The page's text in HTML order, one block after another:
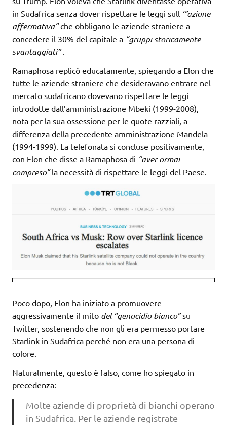
in Sudafrica senza dover rispettare le leggi sull ‘”azione
affermativa”che obbligano le aziende straniere a
concedere il 30% del capitale a “gruppi storicamente
svantaggiati”.
Ramaphosa replicò educatamente, spiegando a Elon che
tutte le aziende straniere che desideravano entrare nel
mercato sudafricano dovevano rispettare le leggi
introdotte dall’amministrazione Mbeki (1999-2008),
nota per la sua ossessione per le quote razziali, a
differenza della precedente amministrazione Mandela
(1994-1999). La telefonata si concluse positivamente,
con Elon che disse a Ramaphosa di “aver ormai
compreso”la necessità di rispettare le leggi del Paese.
Poco dopo, Elon ha iniziato a promuovere
aggressivamente il mito del “genocidio bianco”su
Twitter, sostenendo che non gli era permesso portare
Starlink in Sudafrica perché non era una persona di
colore.
Naturalmente, questo è falso, come ho spiegato in
precedenza:
Molte aziende di proprietà di bianchi operano
in Sudafrica. Per le aziende registrate